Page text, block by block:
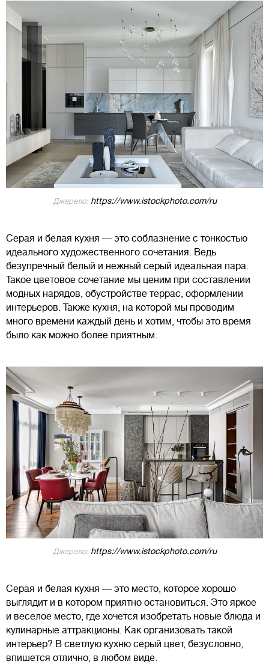
Джерело:https://www.istockphoto.com/ru
Серая и белая кухня — это соблазнение с тонкостью
идеального художественного сочетания. Ведь
безупречный белый и нежный серый идеальная пара.
Такое цветовое сочетание мы ценим при составлении
модных нарядов, обустройстве террас, оформлении
интерьеров. Также кухня, на которой мы проводим
много времени каждый день и хотим, чтобы это время
было как можно более приятным.
Джерело:https://www.istockphoto.com/ru
Серая и белая кухня — это место, которое хорошо
выглядит и в котором приятно остановиться. Это яркое
и веселое место, где хочется изобретать новые блюда и
кулинарные аттракционы. Как организовать такой
интерьер? В светлую кухню серый цвет, безусловно,
впишется отлично, в любом виде.